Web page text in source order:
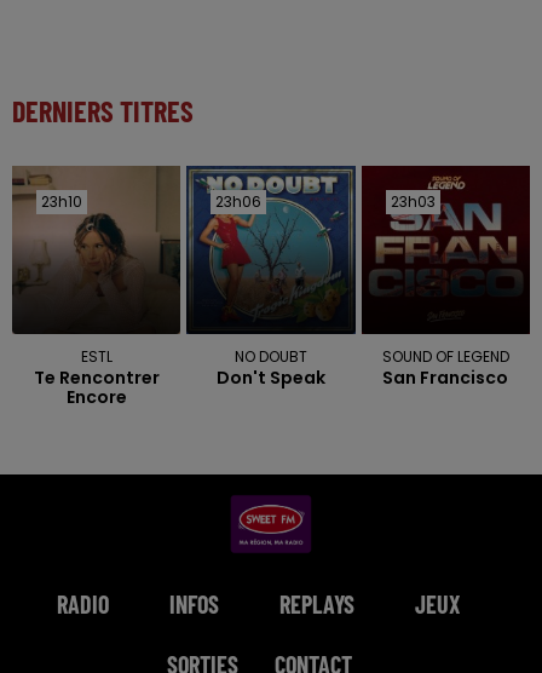
DERNIERS TITRES
23h10
23h10
ESTL
Te Rencontrer
Encore
23h06
23h06
NO DOUBT
Don't Speak
23h03
23h03
SOUND OF LEGEND
San Francisco
RADIO INFOS REPLAYS JEUX
SORTIES CONTACT